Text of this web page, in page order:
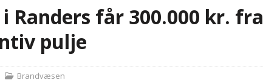
PRÆHOSPITAL
Brandvæsenerne brugte lidt længere tid på at komme af sted i 2025
Randers får 300.000 kr. fra
pulje
Brandvæsen